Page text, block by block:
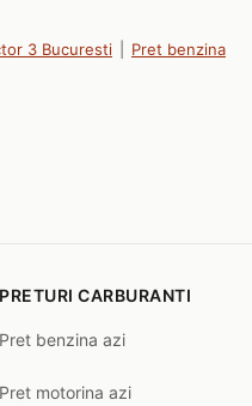
3 Bucuresti Pret benzina
PRETURI CARBURANTI
Pret benzina azi
Pret motorina azi